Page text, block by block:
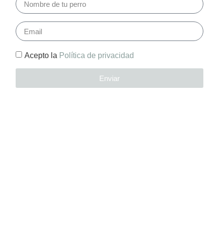
Acepto la Política de privacidad
Enviar